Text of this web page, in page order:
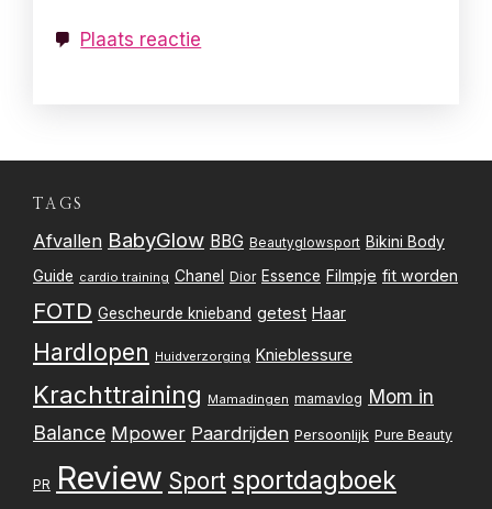
Plaats reactie
TAGS
Afvallen BabyGlow BBG Beautyglowsport Bikini Body
Guide cardio training Chanel Dior Essence Filmpje fit worden
FOTD Gescheurde knieband getest Haar
Hardlopen Huidverzorging Knieblessure
Krachttraining Mamadingen mamavlog Mom in
Balance Mpower Paardrijden Persoonlijk Pure Beauty
PR Review Sport sportdagboek